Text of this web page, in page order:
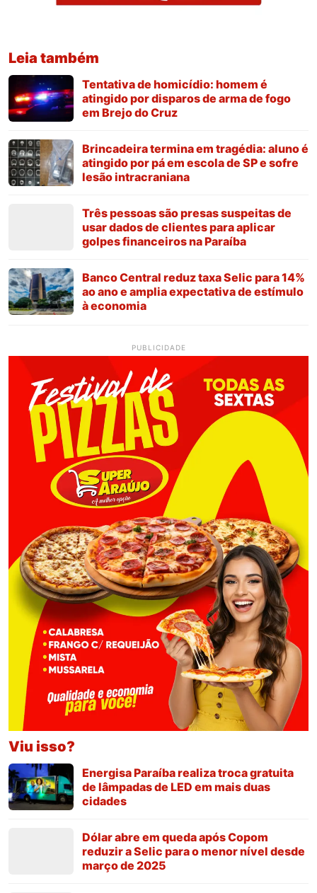
Leia também
Tentativa de homicídio: homem é
atingido por disparos de arma de fogo
em Brejo do Cruz
Brincadeira termina em tragédia: aluno é
atingido por pá em escola de SP e sofre
lesão intracraniana
Três pessoas são presas suspeitas de
usar dados de clientes para aplicar
golpes financeiros na Paraíba
Banco Central reduz taxa Selic para 14%
ao ano e amplia expectativa de estímulo
à economia
PUBLICIDADE
Viu isso?
Energisa Paraíba realiza troca gratuita
de lâmpadas de LED em mais duas
cidades
Dólar abre em queda após Copom
reduzir a Selic para o menor nível desde
março de 2025